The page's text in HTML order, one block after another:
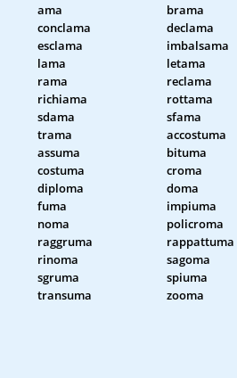
ama
brama
conclama
declama
esclama
imbalsama
lama
letama
rama
reclama
richiama
rottama
sdama
sfama
trama
accostuma
assuma
bituma
costuma
croma
diploma
doma
fuma
impiuma
noma
policroma
raggruma
rappattuma
rinoma
sagoma
sgruma
spiuma
transuma
zooma